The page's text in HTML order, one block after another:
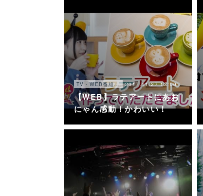
TV・WEB番組・他 2017.11.27 13:00
【WEB】ラテアートにあお
にゃん感動！かわいい！